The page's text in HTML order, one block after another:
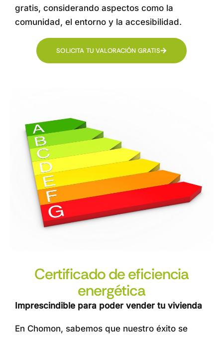
gratis, considerando aspectos como la
comunidad, el entorno y la accesibilidad.
SOLICITA TU VALORACIÓN GRATIS
Certificado de eficiencia
energética
Imprescindible para poder vender tu vivienda
En Chomon, sabemos que nuestro éxito se